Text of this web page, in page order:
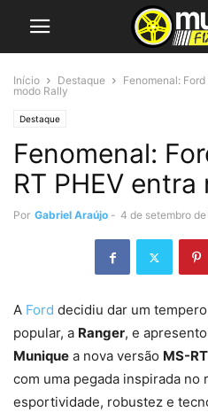
Início Destaque
Fenomenal:
modo Rally
Destaque
Fenomenal:
RT PHEV
Por Gabriel Araújo - 4 de setembro
A Ford decidiu dar um
popular, a Ranger, e
Munique a nova versão MS-
com uma pegada inspirada no
esportividade, robustez e